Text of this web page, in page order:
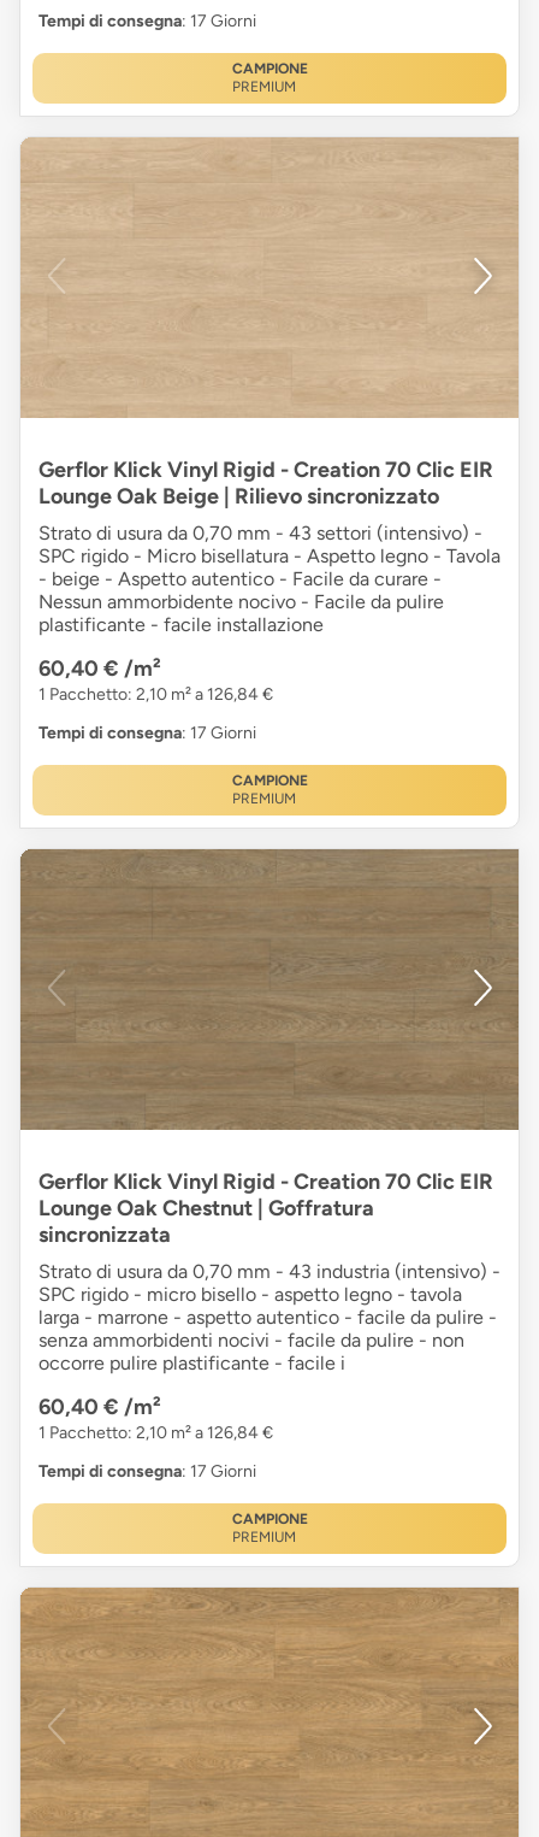
Tempi di consegna: 17 Giorni
CAMPIONE
PREMIUM
Gerflor Klick Vinyl Rigid - Creation 70 Clic EIR
Lounge Oak Beige | Rilievo sincronizzato
Strato di usura da 0,70 mm - 43 settori (intensivo) -
SPC rigido - Micro bisellatura - Aspetto legno - Tavola
- beige - Aspetto autentico - Facile da curare -
Nessun ammorbidente nocivo - Facile da pulire
plastificante - facile installazione
60,40 € /m²
1 Pacchetto: 2,10 m² a 126,84 €
Tempi di consegna: 17 Giorni
CAMPIONE
PREMIUM
Gerflor Klick Vinyl Rigid - Creation 70 Clic EIR
Lounge Oak Chestnut | Goffratura
sincronizzata
Strato di usura da 0,70 mm - 43 industria (intensivo) -
SPC rigido - micro bisello - aspetto legno - tavola
larga - marrone - aspetto autentico - facile da pulire -
senza ammorbidenti nocivi - facile da pulire - non
occorre pulire plastificante - facile i
60,40 € /m²
1 Pacchetto: 2,10 m² a 126,84 €
Tempi di consegna: 17 Giorni
CAMPIONE
PREMIUM